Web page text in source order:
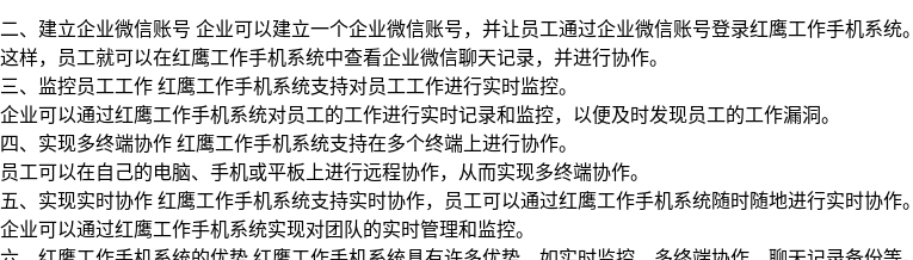
二、建立企业微信账号 企业可以建立一个企业微信账号，并让员工通过企业微信账号登录红鹰工作手机系统。
这样，员工就可以在红鹰工作手机系统中查看企业微信聊天记录，并进行协作。
三、监控员工工作 红鹰工作手机系统支持对员工工作进行实时监控。
企业可以通过红鹰工作手机系统对员工的工作进行实时记录和监控，以便及时发现员工的工作漏洞。
四、实现多终端协作 红鹰工作手机系统支持在多个终端上进行协作。
员工可以在自己的电脑、手机或平板上进行远程协作，从而实现多终端协作。
五、实现实时协作 红鹰工作手机系统支持实时协作，员工可以通过红鹰工作手机系统随时随地进行实时协作。
企业可以通过红鹰工作手机系统实现对团队的实时管理和监控。